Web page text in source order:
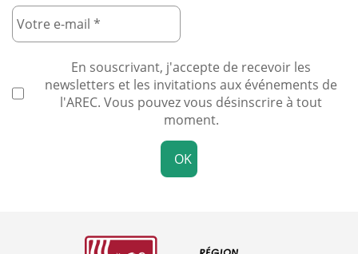
En souscrivant, j'accepte de recevoir les
newsletters et les invitations aux événements de
l'AREC. Vous pouvez vous désinscrire à tout
moment.